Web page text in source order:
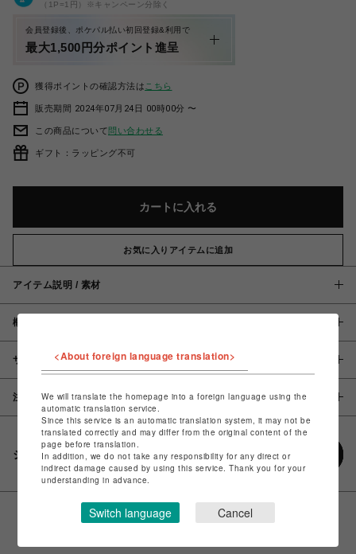
（1P=1円）※キャンペーン分除く
会員登録後、ポケパル払い初回登録&利用で
最大1,500円分ポイント進呈
獲得ポイントの確認方法は こちら
販売期間 2024年07月24日 00時00分 〜
この商品について問い合わせる
ギフト：ラッピング不可
カートに入れる
お気に入りアイテムに追加
アイテム説明 / 素材
概要
サイズ
注意事項
シェアする
<About foreign language translation>
We will translate the homepage into a foreign language using the
automatic translation service.
Since this service is an automatic translation system, it may not be
translated correctly and may differ from the original content of the
page before translation.
In addition, we do not take any responsibility for any direct or
indirect damage caused by using this service. Thank you for your
understanding in advance.
Switch language Cancel